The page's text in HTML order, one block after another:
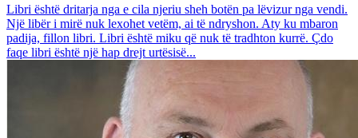
Libri është dritarja nga e cila njeriu sheh botën pa lëvizur nga vendi.
Një libër i mirë nuk lexohet vetëm, ai të ndryshon. Aty ku mbaron
padija, fillon libri. Libri është miku që nuk të tradhton kurrë. Çdo
faqe libri është një hap drejt urtësisë...